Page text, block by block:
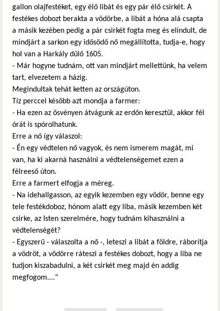
gallon olajfestéket, egy élő libát és egy pár élő csirkét. A
festékes dobozt berakta a vödörbe, a libát a hóna alá csapta
a másik kezében pedig a pár csirkét fogta meg és elindult, de
mindjárt a sarkon egy idősödő nő megállította, tudja-e, hogy
hol van a Harkály dűlő 1605.
- Már hogyne tudnám, ott van mindjárt mellettünk, ha velem
tart, elvezetem a házig.
Megindultak tehát ketten az országúton.
Tíz perccel később azt mondja a farmer:
- Ha ezen az ösvényen átvágunk az erdőn keresztül, akkor fél
órát is spórolhatunk.
Erre a nő így válaszol:
- Én egy védtelen nő vagyok, és nem ismerem magát, mi
van, ha ki akarná használni a védtelenségemet ezen a
félreeső úton.
Erre a farmert elfogja a méreg.
- Na idehallgasson, az egyik kezemben egy vödör, benne egy
tele festékdoboz, hónom alatt egy liba, másik kezemben két
csirke, az Isten szerelmére, hogy tudnám kihasználni a
védtelenségét?
- Egyszerű - válaszolta a nő -, leteszi a libát a földre, ráborítja
a vödröt, a vödörre ráteszi a festékes dobozt, hogy a liba ne
tudjon kiszabadulni, a két csirkét meg majd én addig
megfogom...."